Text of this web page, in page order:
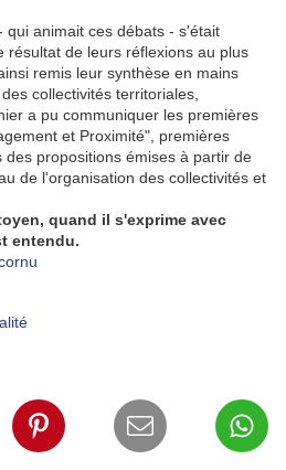
qui animait ces débats - s'était
résultat de leurs réflexions au plus
remis leur synthèse en mains
collectivités territoriales,
a pu communiquer les premières
et Proximité", premières
des propositions émises à partir de
de l'organisation des collectivités et
quand il s'exprime avec
entendu.